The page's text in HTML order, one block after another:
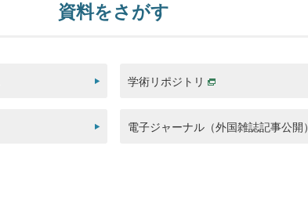
資料をさがす
学術リポジトリ
電子ジャーナル（外国雑誌記事公開）